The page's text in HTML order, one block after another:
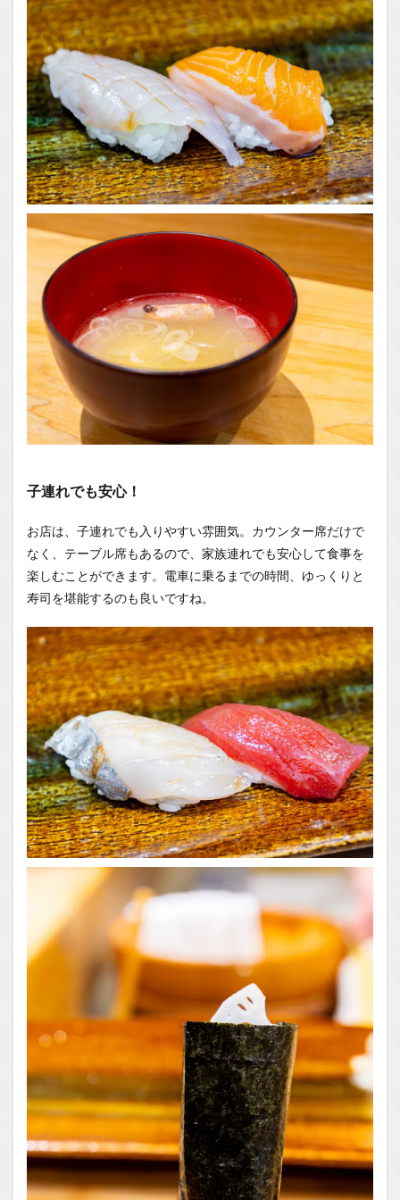
子連れでも安心！
お店は、子連れでも入りやすい雰囲気。カウンター席だけで
なく、テーブル席もあるので、家族連れでも安心して食事を
楽しむことができます。電車に乗るまでの時間、ゆっくりと
寿司を堪能するのも良いですね。